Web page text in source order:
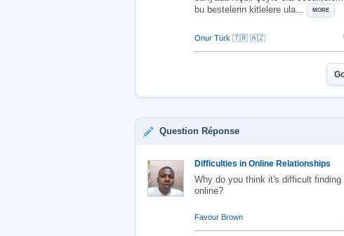
bu bestelerin kitlelere ula...
MORE:
Onur Türk 🇹🇷 🇦🇿
Question Réponse
Difficulties in Online Relationships
Why do you think it's difficult finding
online?
Favour Brown